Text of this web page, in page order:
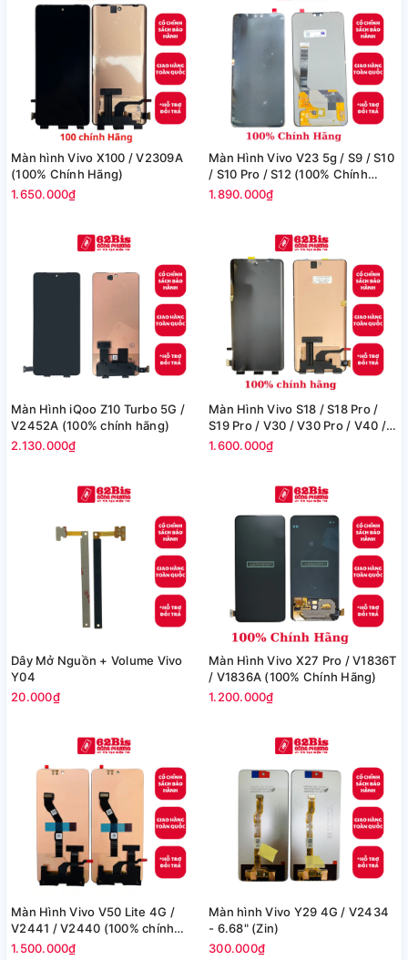
Màn hình Vivo X100 / V2309A
(100% Chính Hãng)
1.650.000₫
Màn Hình Vivo V23 5g / S9 / S10
/ S10 Pro / S12 (100% Chính
hãng)
1.890.000₫
Màn Hình iQoo Z10 Turbo 5G /
V2452A (100% chính hãng)
2.130.000₫
Màn Hình Vivo S18 / S18 Pro /
S19 Pro / V30 / V30 Pro / V40 /
V40 Pro (100% Chính Hãng)
1.600.000₫
Dây Mở Nguồn + Volume Vivo
Y04
20.000₫
Màn Hình Vivo X27 Pro / V1836T
/ V1836A (100% Chính Hãng)
1.200.000₫
Màn Hình Vivo V50 Lite 4G /
V2441 / V2440 (100% chính
hãng)
1.500.000₫
Màn hình Vivo Y29 4G / V2434
- 6.68" (Zin)
300.000₫